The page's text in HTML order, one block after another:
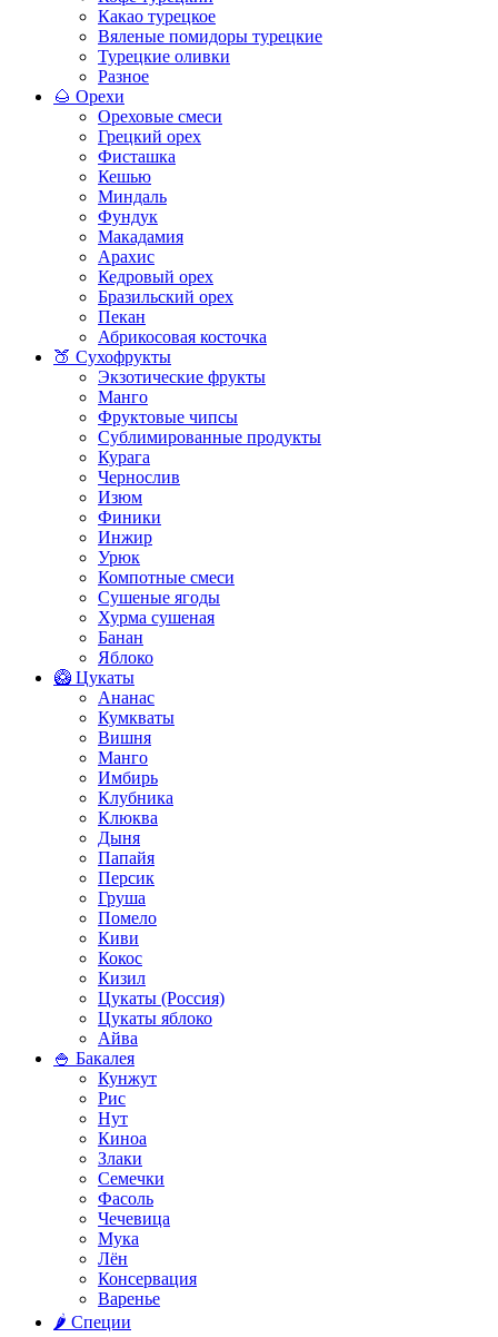
Какао турецкое
Вяленые помидоры турецкие
Турецкие оливки
Разное
🌰 Орехи
Ореховые смеси
Грецкий орех
Фисташка
Кешью
Миндаль
Фундук
Макадамия
Арахис
Кедровый орех
Бразильский орех
Пекан
Абрикосовая косточка
🍑 Сухофрукты
Экзотические фрукты
Манго
Фруктовые чипсы
Сублимированные продукты
Курага
Чернослив
Изюм
Финики
Инжир
Урюк
Компотные смеси
Сушеные ягоды
Хурма сушеная
Банан
Яблоко
🥝 Цукаты
Ананас
Кумкваты
Вишня
Манго
Имбирь
Клубника
Клюква
Дыня
Папайя
Персик
Груша
Помело
Киви
Кокос
Кизил
Цукаты (Россия)
Цукаты яблоко
Айва
🍚 Бакалея
Кунжут
Рис
Нут
Киноа
Злаки
Семечки
Фасоль
Чечевица
Мука
Лён
Консервация
Варенье
🌶️ Специи